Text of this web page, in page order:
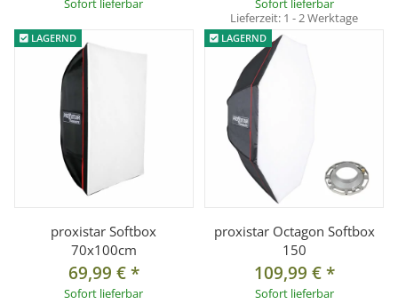
Sofort lieferbar
Sofort lieferbar
Lieferzeit: 1 - 2 Werktage
LAGERND
proxistar Softbox
70x100cm
69,99 €*
Sofort lieferbar
LAGERND
proxistar Octagon Softbox
150
109,99 €*
Sofort lieferbar